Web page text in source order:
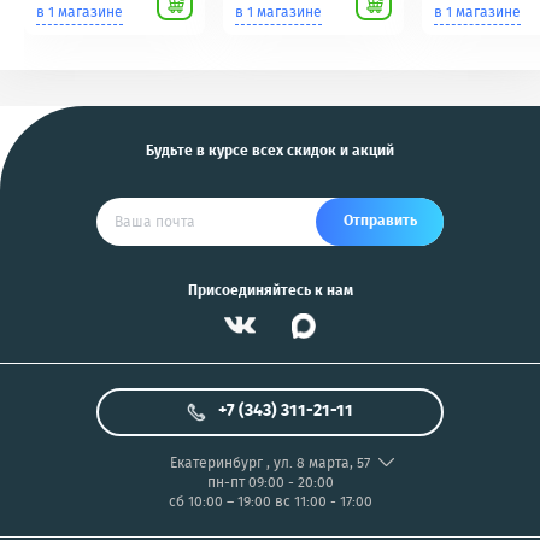
Scher-Khan,
Tomahawk, Pandora,
в 1 магазине
для фотоаппаратов
NIKON/SONY COOL
в 1 магазине
в 1 магазине
Будьте в курсе всех скидок и акций
Отправить
Присоединяйтесь к нам
+7 (343) 311-21-11
Екатеринбург, ул. 8 марта, 57
пн-пт 09:00 - 20:00
сб 10:00 – 19:00 вс 11:00 - 17:00